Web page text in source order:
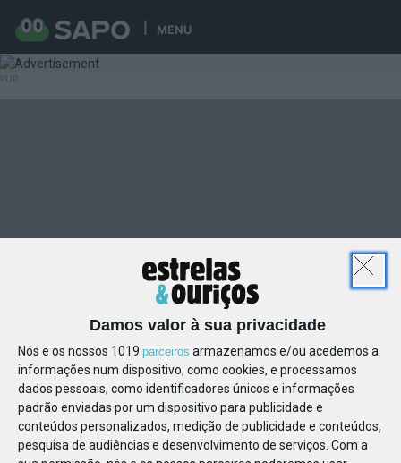
MENU
Damos valor à sua privacidade
Nós e os nossos 1019 parceiros armazenamos e/ou acedemos a
informações num dispositivo, como cookies, e processamos
dados pessoais, como identificadores únicos e informações
padrão enviadas por um dispositivo para publicidade e
conteúdos personalizados, medição de publicidade e conteúdos,
pesquisa de audiências e desenvolvimento de serviços. Com a